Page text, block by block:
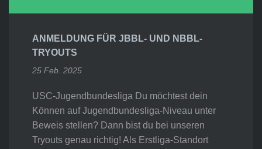
ANMELDUNG FÜR JBBL- UND NBBL-
TRYOUTS
25 Feb. 2025
USC-Jugendbundesliga Du möchtest dein
Können auf Jugendbundesliga-Niveau unter
Beweis stellen? Dann bist du bei unseren
Tryouts genau richtig! Als Erstliga-Standort